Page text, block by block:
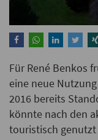
Für René Benkos
eine neue
2016 bereits
könnte nach den
touristisch genutzt